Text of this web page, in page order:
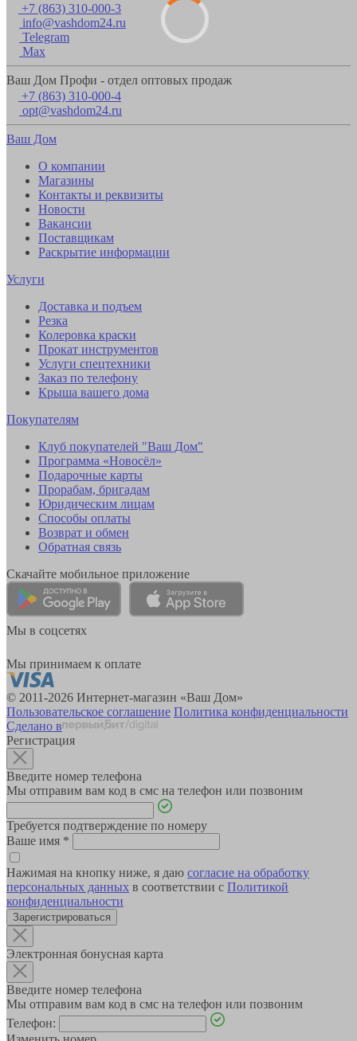
+7 (863) 310-000-3
info@vashdom24.ru
Telegram
Max
Ваш Дом Профи - отдел оптовых продаж
+7 (863) 310-000-4
opt@vashdom24.ru
Ваш Дом
О компании
Магазины
Контакты и реквизиты
Новости
Вакансии
Поставщикам
Раскрытие информации
Услуги
Доставка и подъем
Резка
Колеровка краски
Прокат инструментов
Услуги спецтехники
Заказ по телефону
Крыша вашего дома
Покупателям
Клуб покупателей "Ваш Дом"
Программа «Новосёл»
Подарочные карты
Прорабам, бригадам
Юридическим лицам
Способы оплаты
Возврат и обмен
Обратная связь
Скачайте мобильное приложение
Мы в соцсетях
Мы принимаем к оплате
© 2011-2026 Интернет-магазин «Ваш Дом»
Пользовательское соглашение Политика конфиденциальности
Сделано в
Регистрация
Введите номер телефона
Мы отправим вам код в смс на телефон или позвоним
Требуется подтверждение по номеру
Ваше имя *
Нажимая на кнопку ниже, я даю согласие на обработку
персональных данных в соответствии с Политикой
конфиденциальности
Зарегистрироваться
Электронная бонусная карта
Введите номер телефона
Мы отправим вам код в смс на телефон или позвоним
Телефон: